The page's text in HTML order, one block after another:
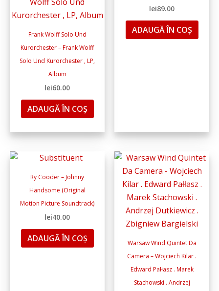
Frank Wolff Solo Und
Kurorchester – Frank Wolff
Solo Und Kurorchester , LP,
Album
lei60.00
ADAUGĂ ÎN COȘ
lei89.00
ADAUGĂ ÎN COȘ
Ry Cooder – Johnny
Handsome (Original
Motion Picture Soundtrack)
lei40.00
ADAUGĂ ÎN COȘ
Warsaw Wind Quintet Da
Camera – Wojciech Kilar .
Edward Pałłasz . Marek
Stachowski . Andrzej